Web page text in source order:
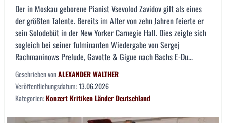
Der in Moskau geborene Pianist Vsevolod Zavidov gilt als eines
der größten Talente. Bereits im Alter von zehn Jahren feierte er
sein Solodebüt in der New Yorker Carnegie Hall. Dies zeigte sich
sogleich bei seiner fulminanten Wiedergabe von Sergej
Rachmaninows Prelude, Gavotte & Gigue nach Bachs E-Du...
Geschrieben vonALEXANDER WALTHER
Veröffentlichungsdatum:13.06.2026
Kategorien:KonzertKritikenLänderDeutschland